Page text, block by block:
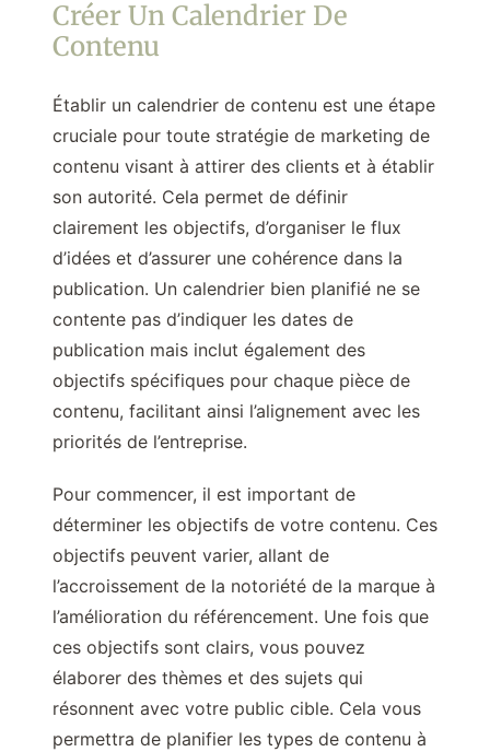
Créer Un Calendrier De
Contenu
Établir un calendrier de contenu est une étape
cruciale pour toute stratégie de marketing de
contenu visant à attirer des clients et à établir
son autorité. Cela permet de définir
clairement les objectifs, d’organiser le flux
d’idées et d’assurer une cohérence dans la
publication. Un calendrier bien planifié ne se
contente pas d’indiquer les dates de
publication mais inclut également des
objectifs spécifiques pour chaque pièce de
contenu, facilitant ainsi l’alignement avec les
priorités de l’entreprise.
Pour commencer, il est important de
déterminer les objectifs de votre contenu. Ces
objectifs peuvent varier, allant de
l’accroissement de la notoriété de la marque à
l’amélioration du référencement. Une fois que
ces objectifs sont clairs, vous pouvez
élaborer des thèmes et des sujets qui
résonnent avec votre public cible. Cela vous
permettra de planifier les types de contenu à